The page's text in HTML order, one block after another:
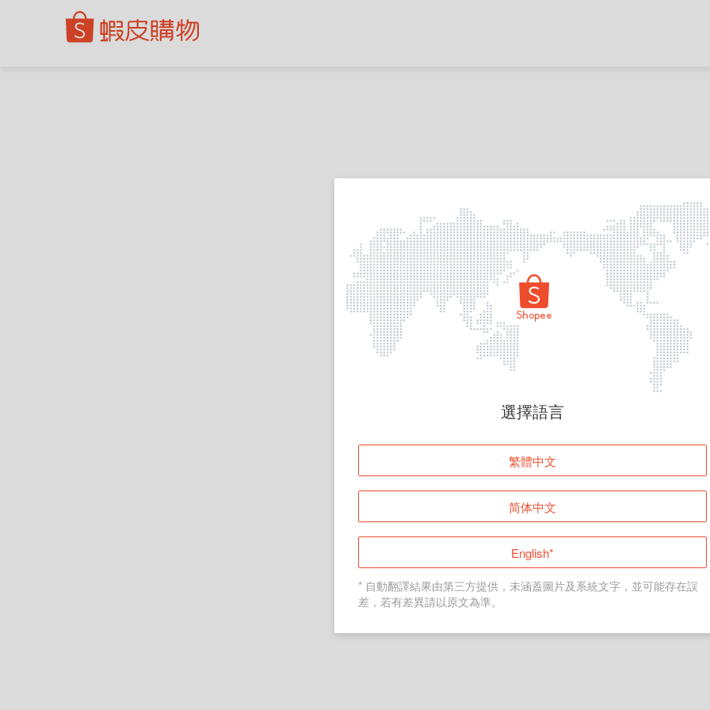
頁面無法顯示
登入
返回首頁
選擇語言
繁體中文
简体中文
English*
* 自動翻譯結果由第三方提供，未涵蓋圖片及系統文字，並可能存在誤
差，若有差異請以原文為準。